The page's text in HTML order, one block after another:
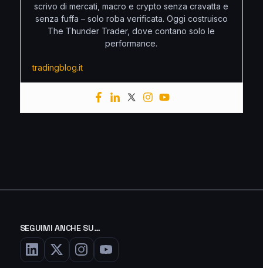
scrivo di mercati, macro e crypto senza cravatta e
senza fuffa – solo roba verificata. Oggi costruisco
The Thunder Trader, dove contano solo le
performance.
tradingblog.it
SEGUIMI ANCHE SU…